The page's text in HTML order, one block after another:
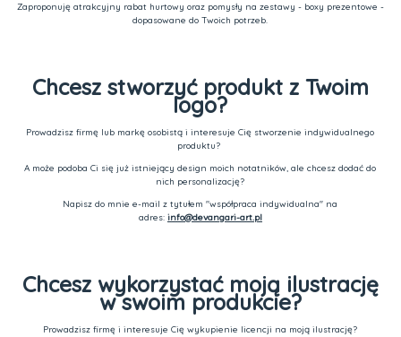
Zaproponuję atrakcyjny rabat hurtowy oraz pomysły na zestawy - boxy prezentowe -
dopasowane do Twoich potrzeb.
Chcesz stworzyć produkt z Twoim
logo?
Prowadzisz firmę lub markę osobistą i interesuje Cię stworzenie indywidualnego
produktu?
A może podoba Ci się już istniejący design moich notatników, ale chcesz dodać do
nich personalizację?
Napisz do mnie e-mail z tytułem "współpraca indywidualna" na
adres: info@devangari-art.pl
Chcesz wykorzystać moją ilustrację
w swoim produkcie?
Prowadzisz firmę i interesuje Cię wykupienie licencji na moją ilustrację?